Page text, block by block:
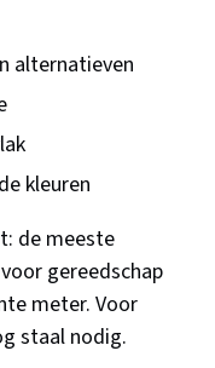
alternatieven
kleuren
de meeste
gereedschap
meter. Voor
staal nodig.